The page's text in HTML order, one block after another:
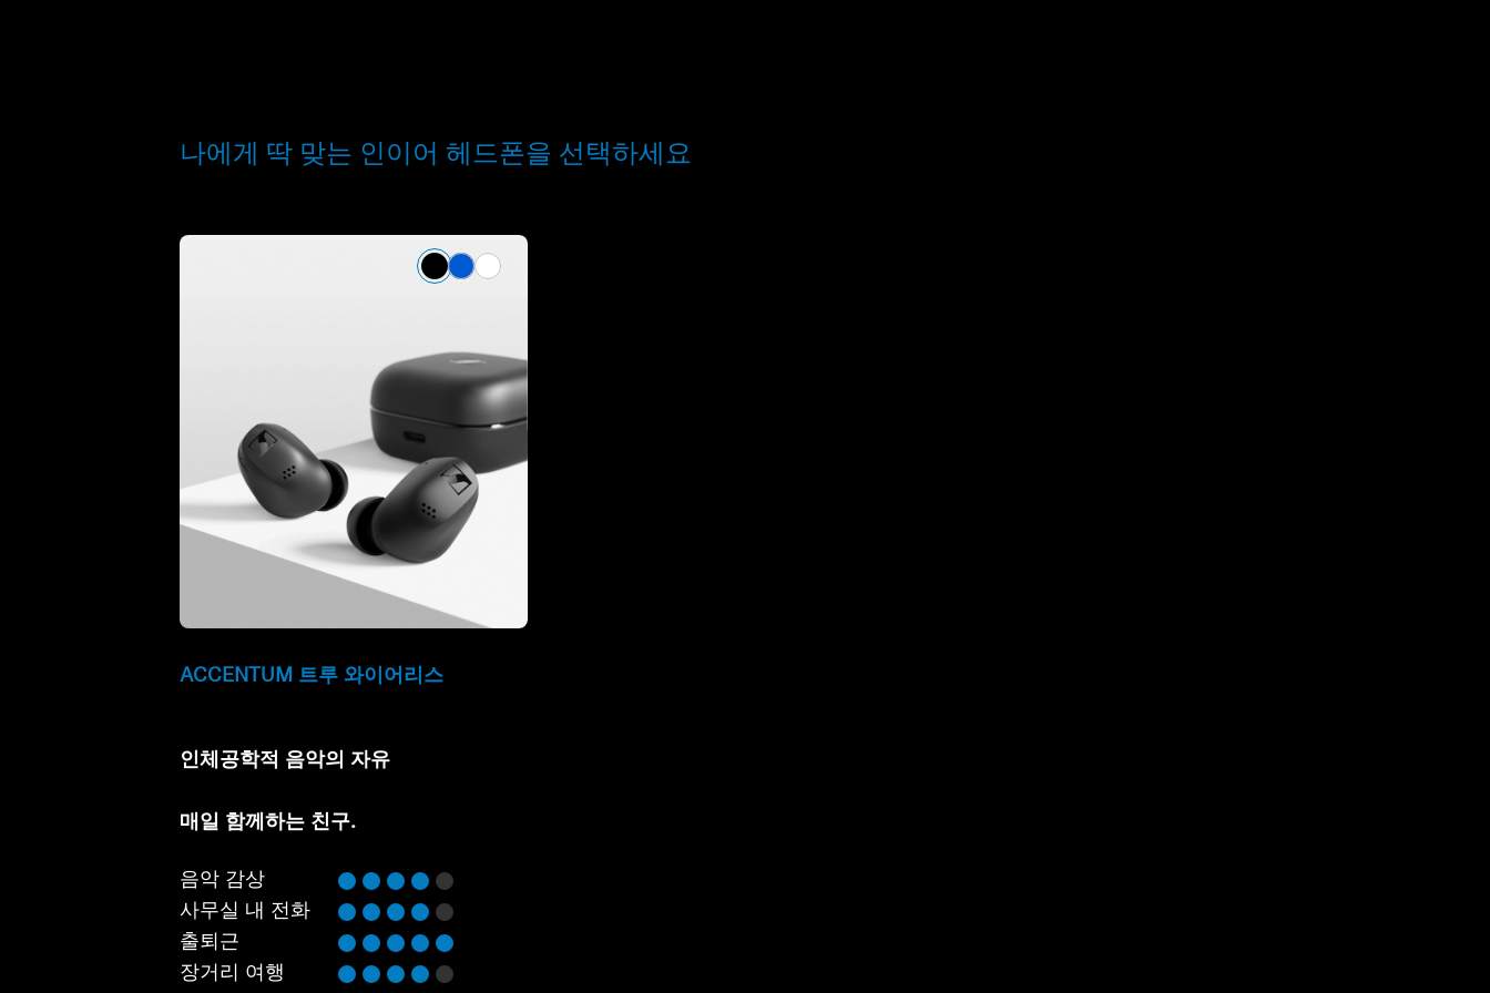
나에게 딱 맞는 인이어 헤드폰을 선택하세요
ACCENTUM 트루 와이어리스
인체공학적 음악의 자유
⁠매일 함께하는 친구.
음악 감상
사무실 내 전화
출퇴근
장거리 여행